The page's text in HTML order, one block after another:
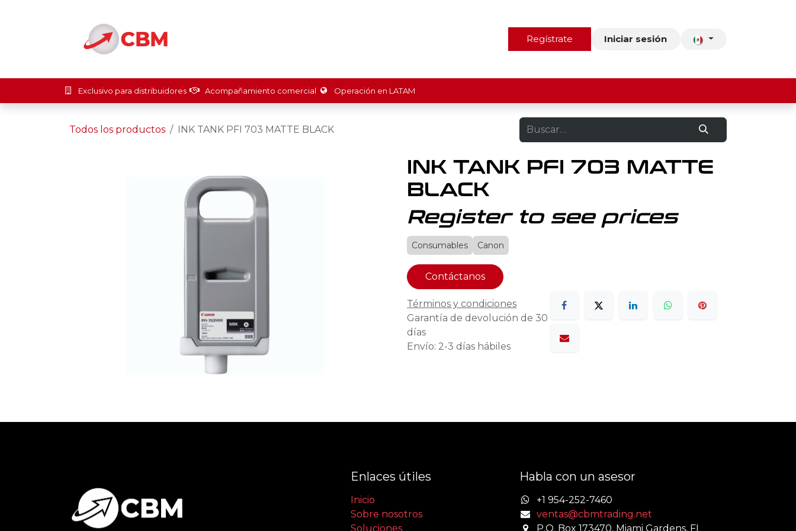
Nosotros Contacto
Regístrate Iniciar sesión
Exclusivo para distribuidores Acompañamiento comercial Operación en LATAM
Todos los productos INK TANK PFI 703 MATTE BLACK
INK TANK PFI 703 MATTE
BLACK
Register to see prices
Consumables Canon
Contáctanos
Términos y condiciones
Garantía de devolución de 30
días
Envío: 2-3 días hábiles
Enlaces útiles
Inicio
Sobre nosotros
Soluciones
Habla con un asesor
+1 954-252-7460
ventas@cbmtrading.net
P.O. Box 173470, Miami Gardens, FL